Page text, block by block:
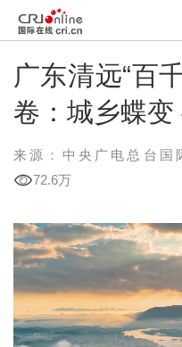
广东清远“百
卷：城乡蝶
来源：中央广电总台国
72.6万